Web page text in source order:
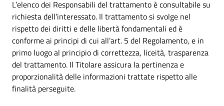
L’elenco dei Responsabili del trattamento è consultabile su
richiesta dell’interessato. Il trattamento si svolge nel
rispetto dei diritti e delle libertà fondamentali ed è
conforme ai principi di cui all’art. 5 del Regolamento, e in
primo luogo al principio di correttezza, liceità, trasparenza
del trattamento. Il Titolare assicura la pertinenza e
proporzionalità delle informazioni trattate rispetto alle
finalità perseguite.